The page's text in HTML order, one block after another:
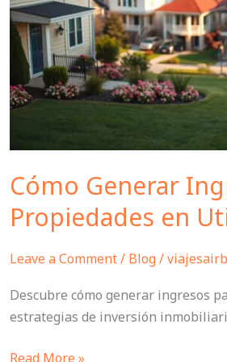
Cómo Generar
Propiedades en
Leave a Comment/ Blog/
Descubre cómo generar ingresos
estrategias de inversión
Utica
NY
Read More »